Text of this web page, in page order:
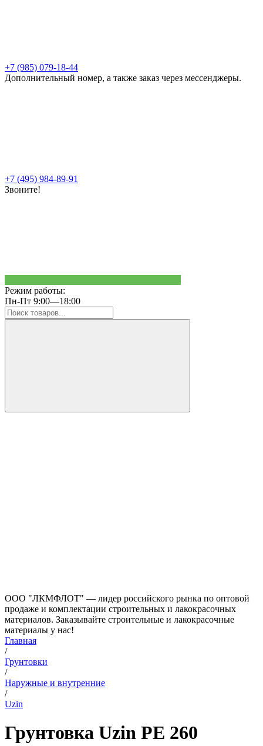
+7 (985) 079-18-44
Дополнительный номер, а также заказ через мессенджеры.
+7 (495) 984-89-91
Звоните!
Режим работы:
Пн-Пт 9:00—18:00
ООО "ЛКМФЛОТ" — лидер российского рынка по оптовой
продаже и комплектации строительных и лакокрасочных
материалов. Заказывайте строительные и лакокрасочные
материалы у нас!
Главная
/
Грунтовки
/
Наружные и внутренние
/
Uzin
Грунтовка Uzin PE 260